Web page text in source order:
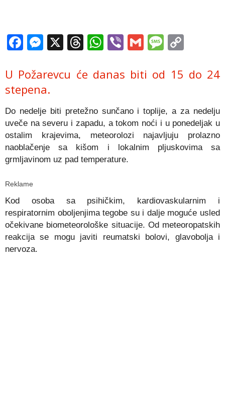
Facebook
Messenger
X Threads
WhatsApp
ViberGmail
U Požarevcu će danas biti od 15 do 24
stepena.
Do nedelje biti pretežno sunčano i toplije, a za nedelju
uveče na severu i zapadu, a tokom noći i u ponedeljak u
ostalim krajevima, meteorolozi najavljuju prolazno
naoblačenje sa kišom i lokalnim pljuskovima sa
grmljavinom uz pad temperature.
Reklame
Kod osoba sa psihičkim, kardiovaskularnim i
respiratornim oboljenjima tegobe su i dalje moguće usled
očekivane biometeorološke situacije. Od meteoropatskih
reakcija se mogu javiti reumatski bolovi, glavobolja i
nervoza.